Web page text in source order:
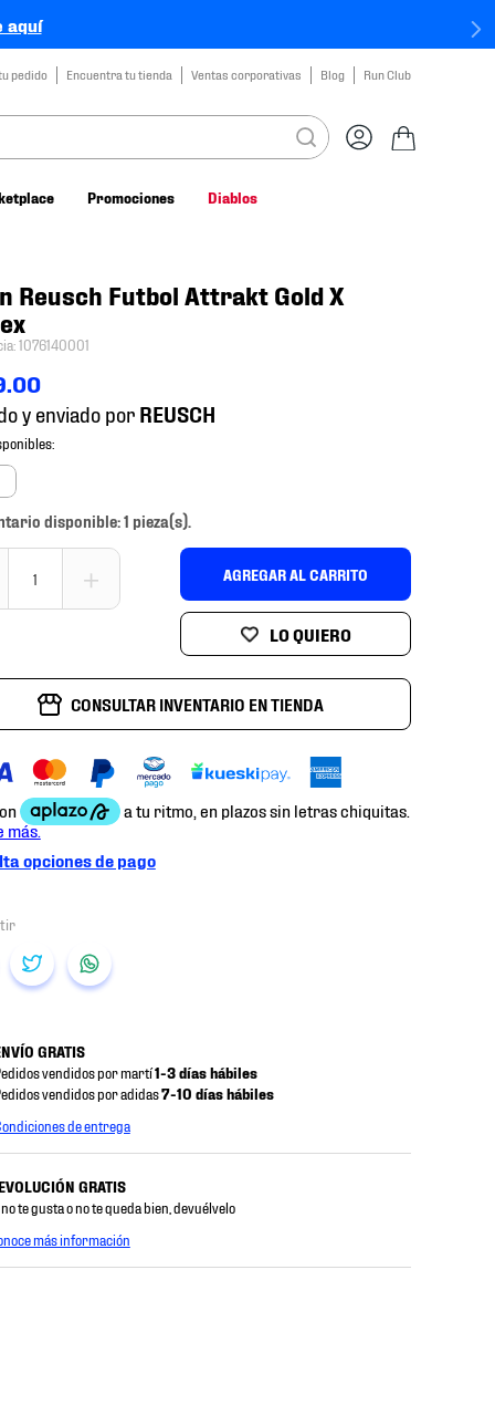
aquí
pedido Encuentra tu tienda Ventas corporativas Blog Run Club
Promociones Diablos
Reusch Futbol Attrakt Gold X
:1076140001
.00
y enviado por
disponible: 1 pieza(s).
＋ AGREGAR AL CARRITO
CONSULTAR INVENTARIO EN TIENDA
opciones de pago
GRATIS
vendidos por martí1-3 días hábiles
vendidos por adidas7-10 días hábiles
de entrega
GRATIS
te gusta o no te queda bien, devuélvelo
más información